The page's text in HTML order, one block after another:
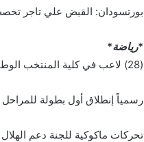
بورتسودان: القبض علي تاجر
*رياضة*
(28) لاعب في كلية المنتخب الوطني من (8) أندية*
رسمياً إنطلاق أول بطولة للمراحل السنية تحت
تحركات ماكوكية للجنة دعم